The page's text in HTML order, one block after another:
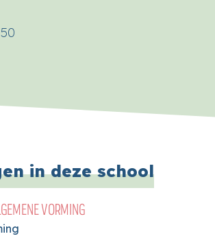
in deze school
VORMING